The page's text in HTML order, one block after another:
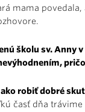
mama
školu sv. Anny
robiť dobré
časť dňa